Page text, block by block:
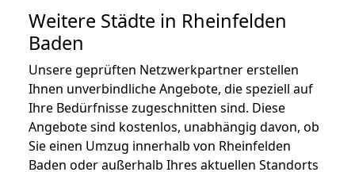
Weitere Städte in Rheinfelden
Baden
Unsere geprüften Netzwerkpartner erstellen
Ihnen unverbindliche Angebote, die speziell auf
Ihre Bedürfnisse zugeschnitten sind. Diese
Angebote sind kostenlos, unabhängig davon, ob
Sie einen Umzug innerhalb von Rheinfelden
Baden oder außerhalb Ihres aktuellen Standorts